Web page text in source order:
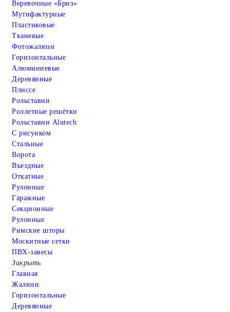
Веревочные «Бриз»
Мутифактурные
Пластиковые
Тканевые
Фотожалюзи
Горизонтальные
Алюминиевые
Деревянные
Плиссе
Рольставни
Роллетные решётки
Рольставни Alutech
С рисунком
Стальные
Ворота
Въездные
Откатные
Рулонные
Гаражные
Cекционные
Рулонные
Римские шторы
Москитные сетки
ПВХ-завесы
Закрыть
Главная
Жалюзи
Горизонтальные
Деревянные